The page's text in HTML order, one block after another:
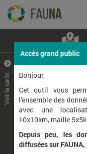
+
–
Voir la carte
Rang
Accès grand public
Bonjour,
Cet outil vous
l'ensemble des
avec une
10x10km, maille
Depuis peu, les
diffusées sur